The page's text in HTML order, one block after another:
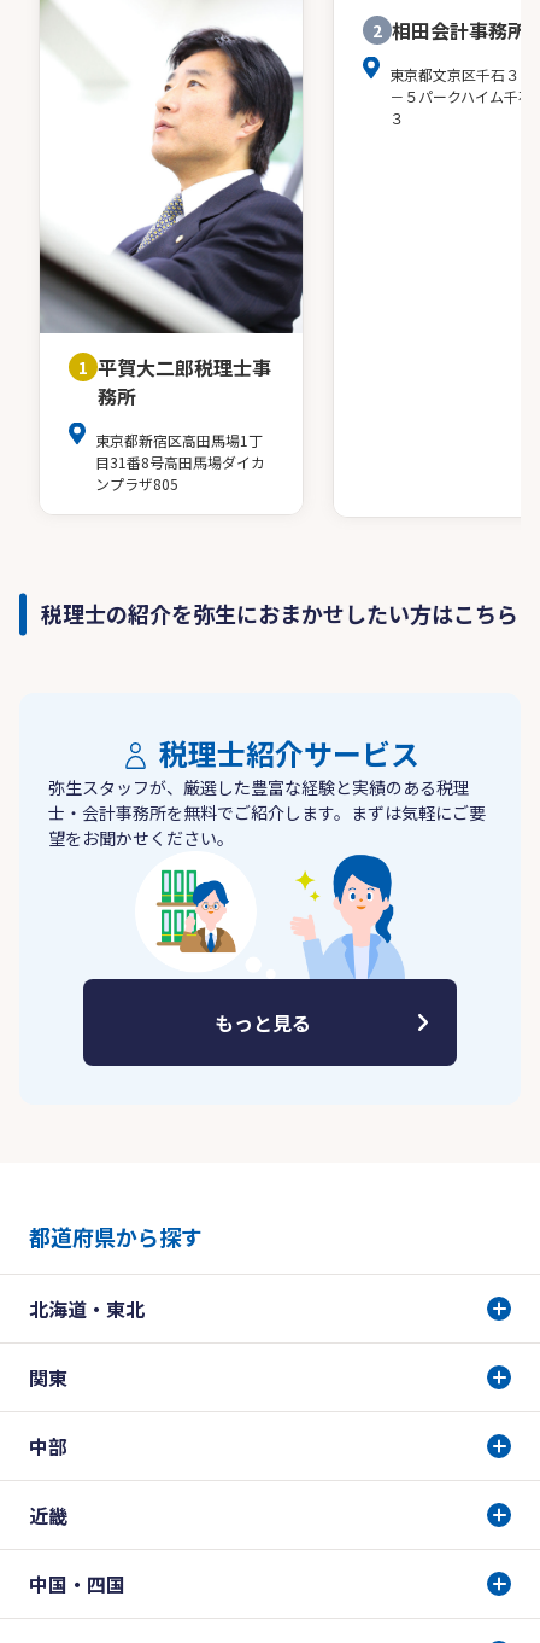
1 平賀大二郎税理士事
務所
東京都新宿区高田馬場1丁
目31番8号高田馬場ダイカ
ンプラザ805
2 相田会計事務所
東京都文京区千石３－
－５パークハイム千石
３
税理士の紹介を弥生におまかせしたい方はこちら
税理士紹介サービス
弥生スタッフが、厳選した豊富な経験と実績のある税理
士・会計事務所を無料でご紹介します。まずは気軽にご要
望をお聞かせください。
もっと見る
都道府県から探す
北海道・東北
関東
中部
近畿
中国・四国